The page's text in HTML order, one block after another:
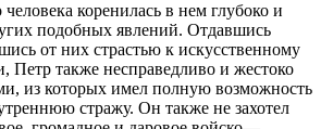
коренилась в нем глубоко и
подобных явлений. Отдавшись
от них страстью к искусственному
Петр также несправедливо и жестоко
из которых имел полную возможность
стражу. Он также не захотел